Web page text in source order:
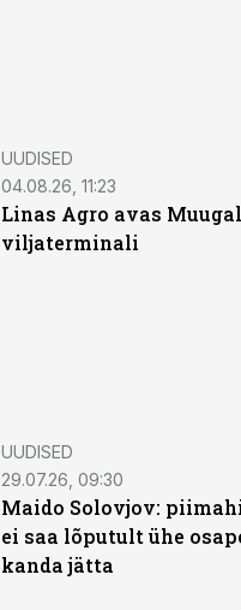
UUDISED
04.08.26, 11:23
Linas Agro avas Muugal
viljaterminali
UUDISED
29.07.26, 09:30
Maido Solovjov:
ei saa lõputult ühe
kanda jätta